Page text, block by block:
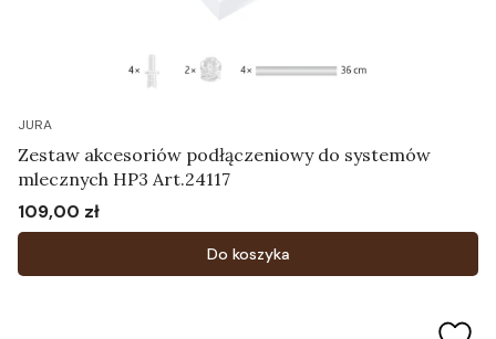
JURA
Zestaw akcesoriów podłączeniowy do systemów
mlecznych HP3 Art.24117
Cena
109,00 zł
Do koszyka